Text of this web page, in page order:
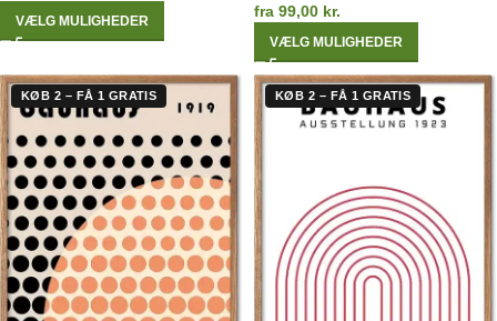
VÆLG MULIGHEDER
fra 99,00 kr.
VÆLG MULIGHEDER
KØB 2 – FÅ 1 GRATIS KØB 2 – FÅ 1 GRATIS